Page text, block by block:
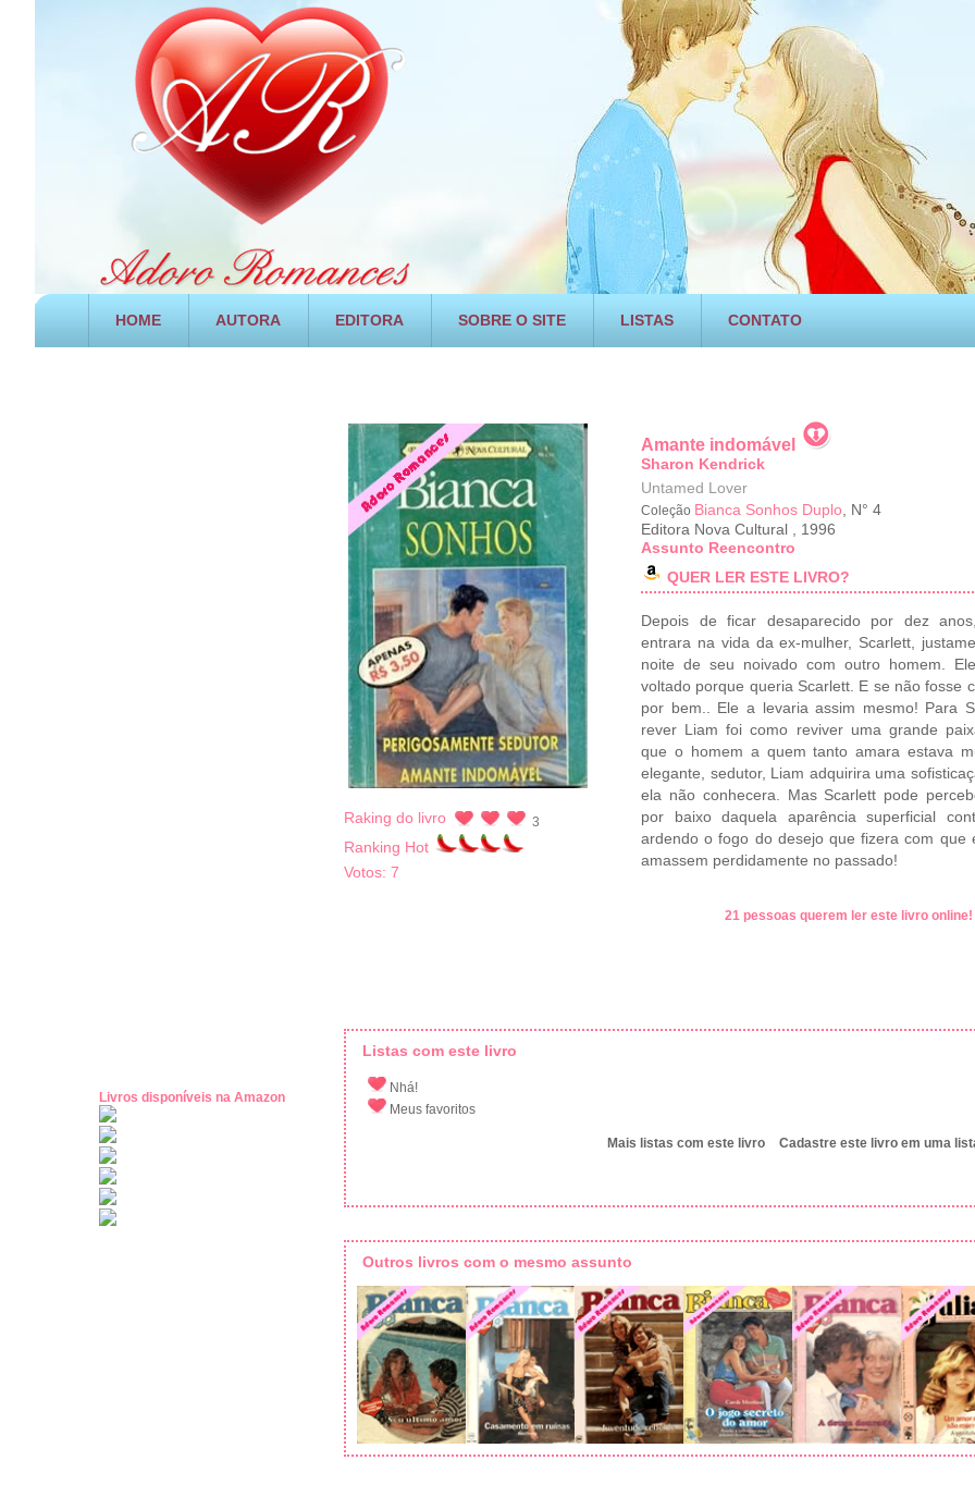
HOME AUTORA EDITORA SOBRE O SITE LISTAS CONTATO
Livros disponíveis na Amazon
Raking do livro 3
Ranking Hot
Votos: 7
Amante indomável
Sharon Kendrick
Untamed Lover
Coleção Bianca Sonhos Duplo , N° 4
Editora Nova Cultural
1996
Assunto Reencontro
QUER LER ESTE LIVRO?
Depois de ficar desaparecido por dez
entrara na vida da ex-mulher, Scarlett,
noite de seu noivado com outro homem.
voltado porque queria Scarlett. E se não fosse
por bem.. Ele a levaria assim mesmo! Para
rever Liam foi como reviver uma grande
que o homem a quem tanto amara estava
elegante, sedutor, Liam adquirira uma
ela não conhecera. Mas Scarlett pode
por baixo daquela aparência superficial
ardendo o fogo do desejo que fizera com que
amassem perdidamente no passado!
21 pessoas querem ler este livro online!
Listas com este livro
Nhá!
Meus favoritos
Mais listas com este livro Cadastre este livro em uma
Outros livros com o mesmo assunto